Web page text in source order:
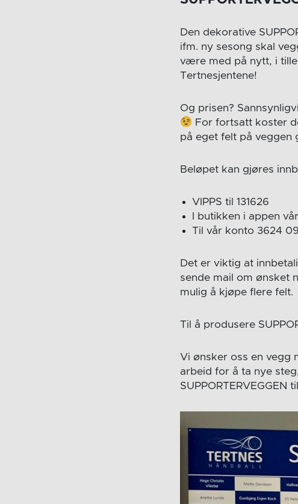
Den dekorative
ifm. ny sesong skal
være med på nytt, i
Tertnesjentene!
Og prisen?
For fortsatt koster
på eget felt på veggen
Beløpet kan gjøres
VIPPS til 131626
I butikken i appen
Til vår konto 3624 09
Det er viktig at
sende mail om ønsket
mulig å kjøpe flere felt.
Til å produsere
Vi ønsker oss en vegg
arbeid for å ta nye